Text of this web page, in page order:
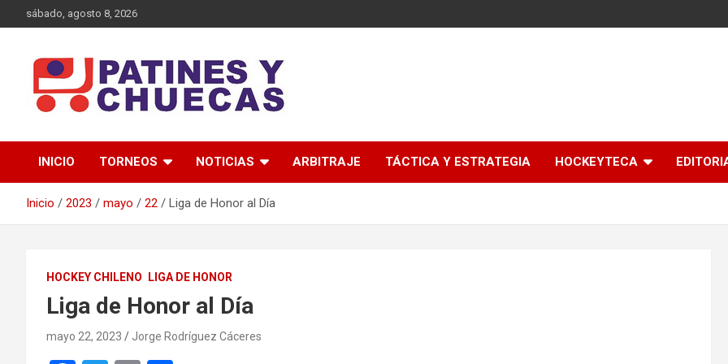
al
sábado, agosto 8, 2026
Patines y Chuecas
INICIO TORNEOS NOTICIAS ARBITRAJE TÁCTICA Y ESTRATEGIA HOCKEYTECA
Inicio 2023 mayo 22 Liga de Honor al Día
HOCKEY CHILENO LIGA DE HONOR
Liga de Honor al Día
mayo 22, 2023 Jorge Rodríguez Cáceres